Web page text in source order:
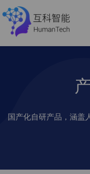
国产化自研产品，涵盖